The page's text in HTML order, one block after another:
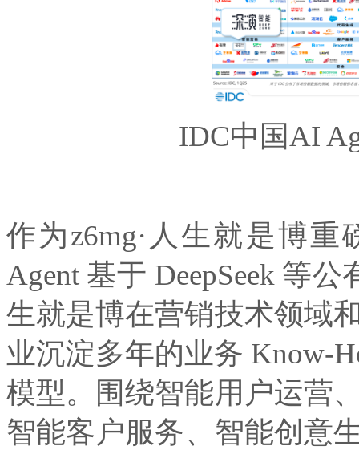
IDC中国AI
作为z6mg·人生就是博重
Agent 基于 DeepSeek 等公
生就是博在营销技术领域和零
业沉淀多年的业务
模型。围绕智能用户运营
智能客户服务、智能创意